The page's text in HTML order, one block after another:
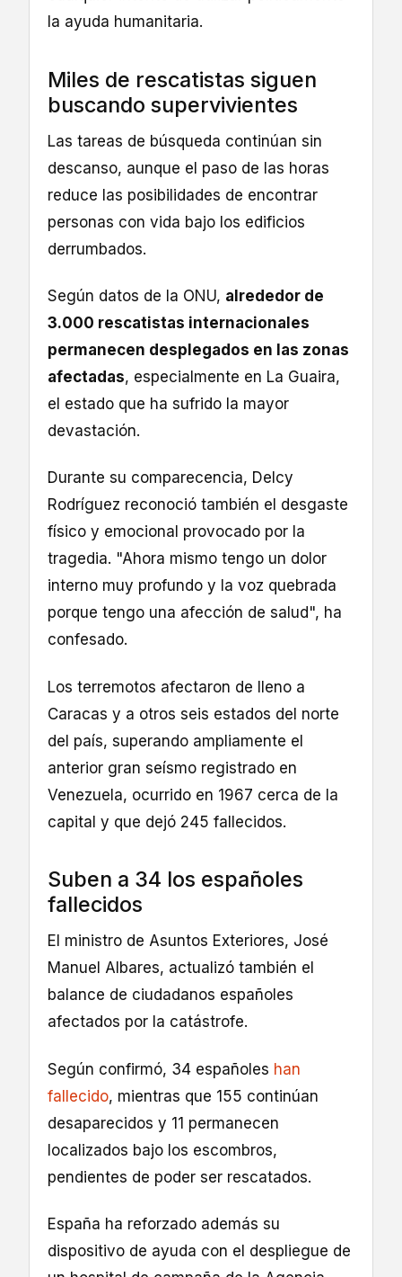
la ayuda humanitaria.
Miles de rescatistas siguen
buscando supervivientes
Las tareas de búsqueda continúan sin
descanso, aunque el paso de las horas
reduce las posibilidades de encontrar
personas con vida bajo los edificios
derrumbados.
Según datos de la ONU, alrededor de
3.000 rescatistas internacionales
permanecen desplegados en las zonas
afectadas, especialmente en La Guaira,
el estado que ha sufrido la mayor
devastación.
Durante su comparecencia, Delcy
Rodríguez reconoció también el desgaste
físico y emocional provocado por la
tragedia. "Ahora mismo tengo un dolor
interno muy profundo y la voz quebrada
porque tengo una afección de salud", ha
confesado.
Los terremotos afectaron de lleno a
Caracas y a otros seis estados del norte
del país, superando ampliamente el
anterior gran seísmo registrado en
Venezuela, ocurrido en 1967 cerca de la
capital y que dejó 245 fallecidos.
Suben a 34 los españoles
fallecidos
El ministro de Asuntos Exteriores, José
Manuel Albares, actualizó también el
balance de ciudadanos españoles
afectados por la catástrofe.
Según confirmó, 34 españoles han
fallecido, mientras que 155 continúan
desaparecidos y 11 permanecen
localizados bajo los escombros,
pendientes de poder ser rescatados.
España ha reforzado además su
dispositivo de ayuda con el despliegue de